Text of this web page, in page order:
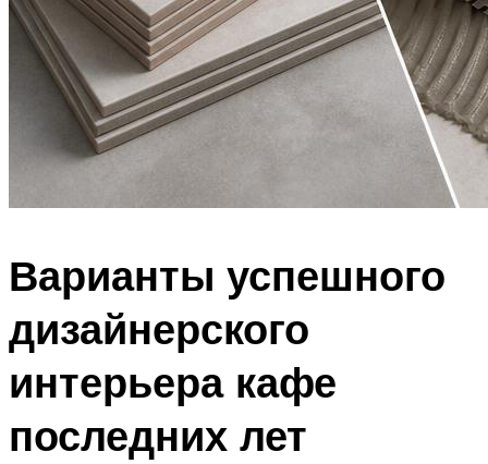
Варианты успешного
дизайнерского
интерьера кафе
последних лет